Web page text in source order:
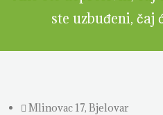
ste uzbuđeni,
Mlinovac 17, Bjelovar